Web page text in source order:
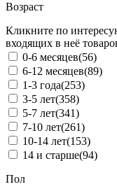
Возраст
Кликните по
входящих в неё
0-6 месяцев(56)
6-12 месяцев(89)
1-3 года(253)
3-5 лет(358)
5-7 лет(341)
7-10 лет(261)
10-14 лет(153)
14 и старше(94)
Пол